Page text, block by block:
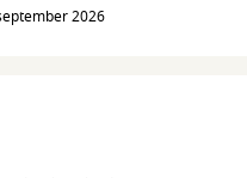
2026